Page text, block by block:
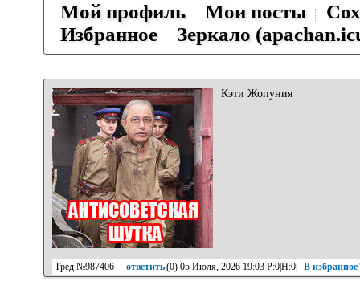
Мой профиль
Мои посты
Избранное
Зеркало
Кэти Жопуния
Тред №987406 ответить(0) 05 Июля, 2026 19:03 Р:0|Н:0| В избранное'